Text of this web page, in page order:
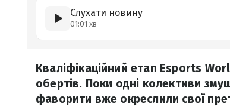
Слухати новину
01:01 хв
Кваліфікаційний етап Esports
обертів. Поки одні колективи
фаворити вже окреслили свої